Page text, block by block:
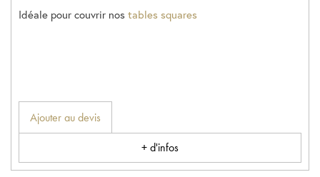
Idéale pour couvrir nos tables squares
Ajouter au devis
+ d'infos